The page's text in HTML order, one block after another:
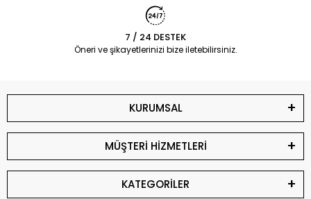
7 / 24 DESTEK
Öneri ve şikayetlerinizi bize iletebilirsiniz.
KURUMSAL
MÜŞTERİ HİZMETLERİ
KATEGORİLER